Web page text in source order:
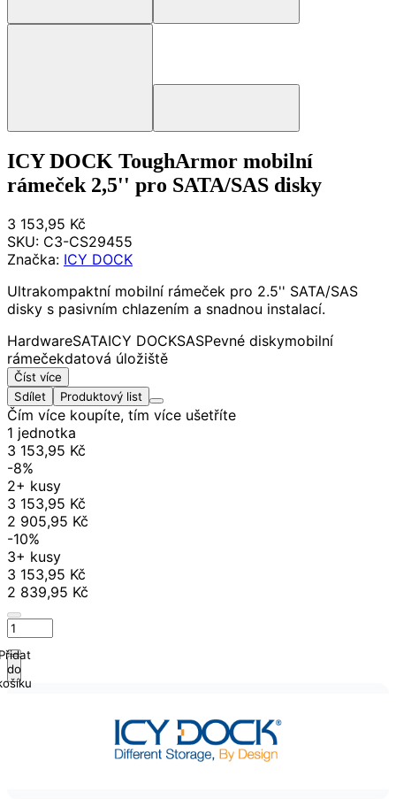
ICY DOCK ToughArmor mobilní
rámeček 2,5'' pro SATA/SAS disky
3 153,95 Kč
SKU: C3-CS29455
Značka: ICY DOCK
Ultrakompaktní mobilní rámeček pro 2.5'' SATA/SAS
disky s pasivním chlazením a snadnou instalací.
HardwareSATAICY DOCKSASPevné diskymobilní
rámečekdatová úložiště
Číst více
Sdílet
Produktový list
Čím více koupíte, tím více ušetříte
1 jednotka
3 153,95 Kč
-8%
2+ kusy
3 153,95 Kč
2 905,95 Kč
-10%
3+ kusy
3 153,95 Kč
2 839,95 Kč
do